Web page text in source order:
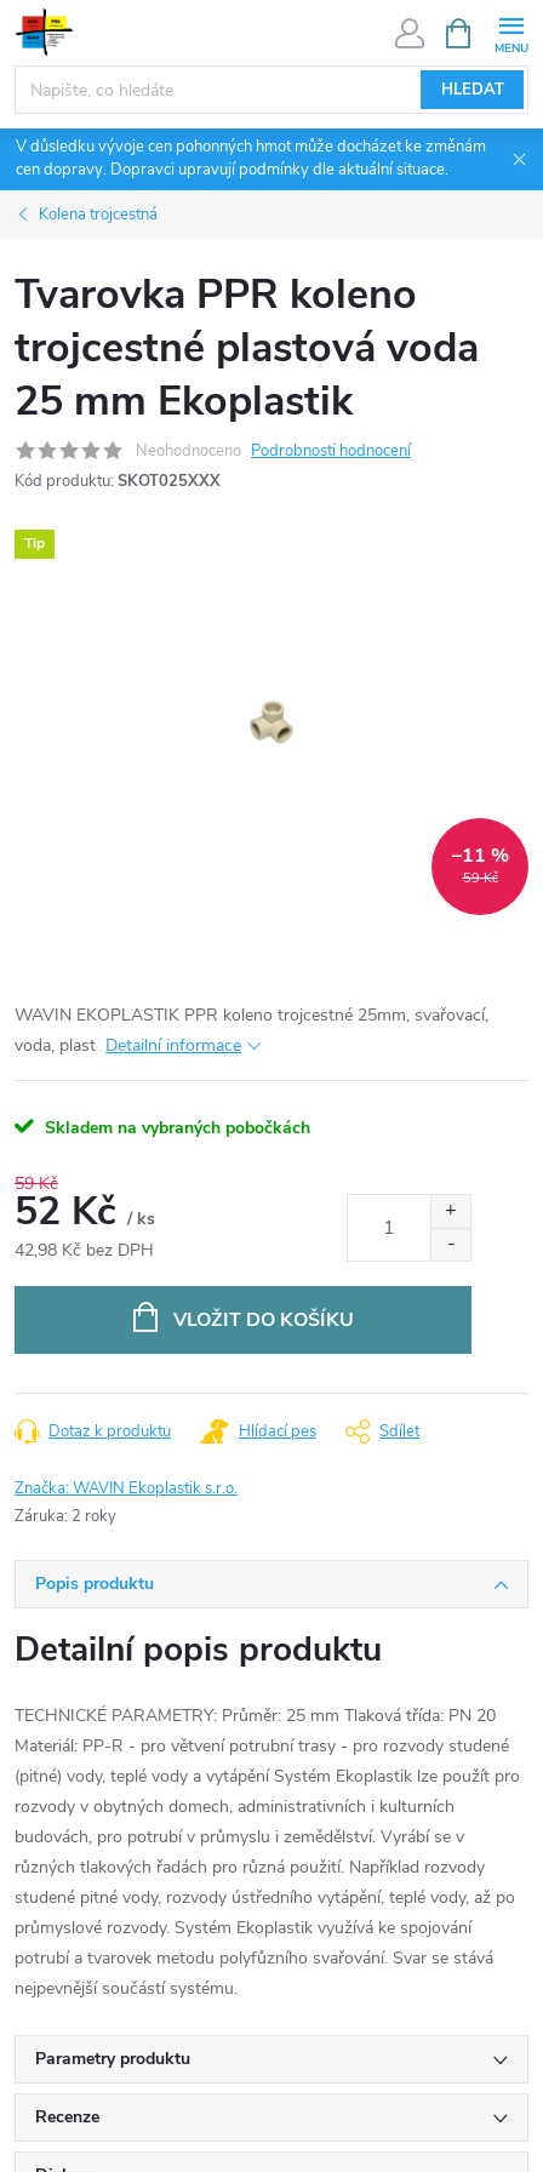
Přejít
obsah
HLEDAT
NÁKUPNÍ
KOŠÍK
V důsledku vývoje cen pohonných hmot může docházet ke změnám
cen dopravy. Dopravci upravují podmínky dle aktuální situace.
Kolena trojcestná
Tvarovka PPR koleno
trojcestné plastová voda
25 mm Ekoplastik
Neohodnoceno Podrobnosti hodnocení
Kód produktu: SKOT025XXX
Tip
59 Kč
–11 %
WAVIN EKOPLASTIK PPR koleno trojcestné 25mm, svařovací,
voda, plast Detailní informace
Skladem na vybraných pobočkách
59 Kč
52 Kč / ks
42,98 Kč bez DPH
VLOŽIT DO KOŠÍKU
Dotaz k produktu Hlídací pes Sdílet
Značka:WAVIN Ekoplastik s.r.o.
Záruka: 2 roky
Popis produktu
Detailní popis produktu
TECHNICKÉ PARAMETRY: Průměr: 25 mm Tlaková třída: PN 20
Materiál: PP-R - pro větvení potrubní trasy - pro rozvody studené
(pitné) vody, teplé vody a vytápění Systém Ekoplastik lze použít pro
rozvody v obytných domech, administrativních i kulturních
budovách, pro potrubí v průmyslu i zemědělství. Vyrábí se v
různých tlakových řadách pro různá použití. Například rozvody
studené pitné vody, rozvody ústředního vytápění, teplé vody, až po
průmyslové rozvody. Systém Ekoplastik využívá ke spojování
potrubí a tvarovek metodu polyfůzního svařování. Svar se stává
nejpevnější součástí systému.
Parametry produktu
Recenze